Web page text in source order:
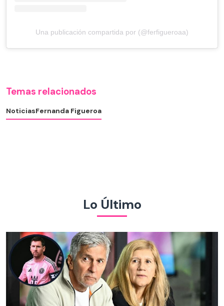
Una publicación compartida por (@ferfigueroaa)
Temas relacionados
NoticiasFernanda Figueroa
Lo Último